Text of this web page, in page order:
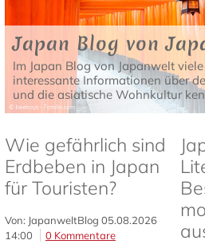
Japan Blog von
Im Japan Blog von Japanwelt
interessante Informationen über
und die asiatische Wohnkultur
Wie gefährlich sind
Erdbeben in Japan
für Touristen?
Von: JapanweltBlog 05.08.2026
14:00
0 Kommentare